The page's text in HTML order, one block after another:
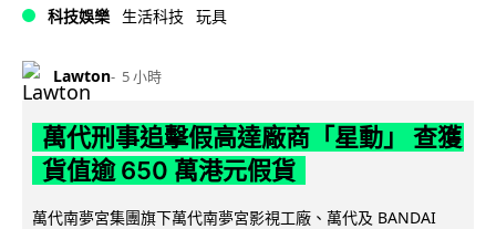
科技娛樂 生活科技 玩具
Lawton 5 小時
萬代刑事追擊假高達廠商「星動」 查獲
貨值逾 650 萬港元假貨
萬代南夢宮集團旗下萬代南夢宮影視工廠、萬代及 BANDAI